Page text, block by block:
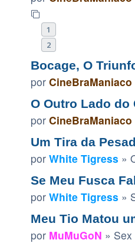
1
2
Bocage, O
por CineBraManiaco
O Outro Lado do
por CineBraManiaco
Um Tira da
por White Tigress »
Se Meu Fusca
por White Tigress »
Meu Tio Matou
por MuMuGoN »